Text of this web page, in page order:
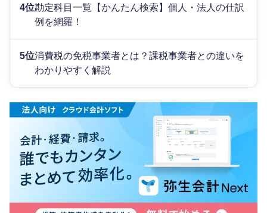
4位勘定科目一覧【かんたん検索】個人・法人の仕訳
例を網羅！
5位消費税の免税事業者とは？課税事業者との違いを
わかりやすく解説